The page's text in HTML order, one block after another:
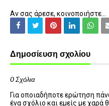
Αν σας άρεσε, κοινοποιήστε...
Δημοσίευση σχολίου
0 Σχόλια
Για οποιαδήποτε ερώτηση
ένα σχόλιο και εμείς με χαρά